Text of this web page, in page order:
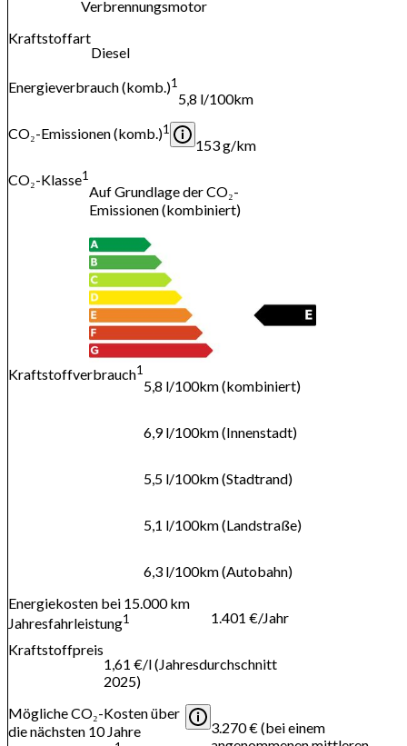
Verbrennungsmotor
Kraftstoffart
Diesel
Energieverbrauch (komb.)1
5,8 l/100km
CO₂-Emissionen (komb.)1
153 g/km
CO₂-Klasse1
Auf Grundlage der CO₂-
Emissionen (kombiniert)
Kraftstoffverbrauch1
5,8 l/100km (kombiniert)
6,9 l/100km (Innenstadt)
5,5 l/100km (Stadtrand)
5,1 l/100km (Landstraße)
6,3 l/100km (Autobahn)
Energiekosten bei 15.000 km
Jahresfahrleistung1
1.401 €/Jahr
Kraftstoffpreis
1,61 €/l (Jahresdurchschnitt
2025)
Mögliche CO₂-Kosten über
die nächsten 10 Jahre
3.270 € (bei einem